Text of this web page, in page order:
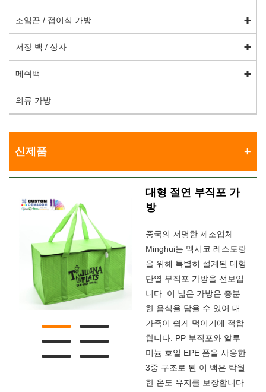
조임끈 / 접이식 가방
저장 백 / 상자
메쉬백
의류 가방
신제품
대형 절연 부직포 가
방
중국의 저명한 제조업체
Minghui는 멕시코 레스토랑
을 위해 특별히 설계된 대형
단열 부직포 가방을 선보입
니다. 이 넓은 가방은 충분
한 음식을 담을 수 있어 대
가족이 쉽게 먹이기에 적합
합니다. PP 부직포와 알루
미늄 호일 EPE 폼을 사용한
3중 구조로 된 이 백은 탁월
한 온도 유지를 보장합니다.